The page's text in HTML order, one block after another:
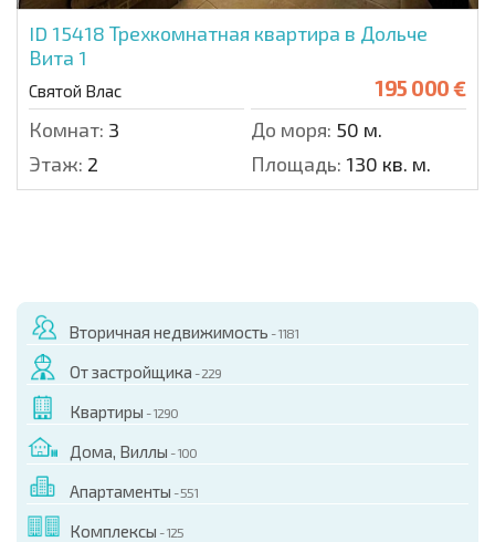
ID 15418 Трехкомнатная квартира в Дольче
Вита 1
Святой Влас 195 000 €
Комнат: 3 До моря: 50 м.
Этаж: 2 Площадь: 130 кв. м.
Вторичная недвижимость - 1181
От застройщика - 229
Квартиры - 1290
Дома, Виллы - 100
Апартаменты - 551
Комплексы - 125